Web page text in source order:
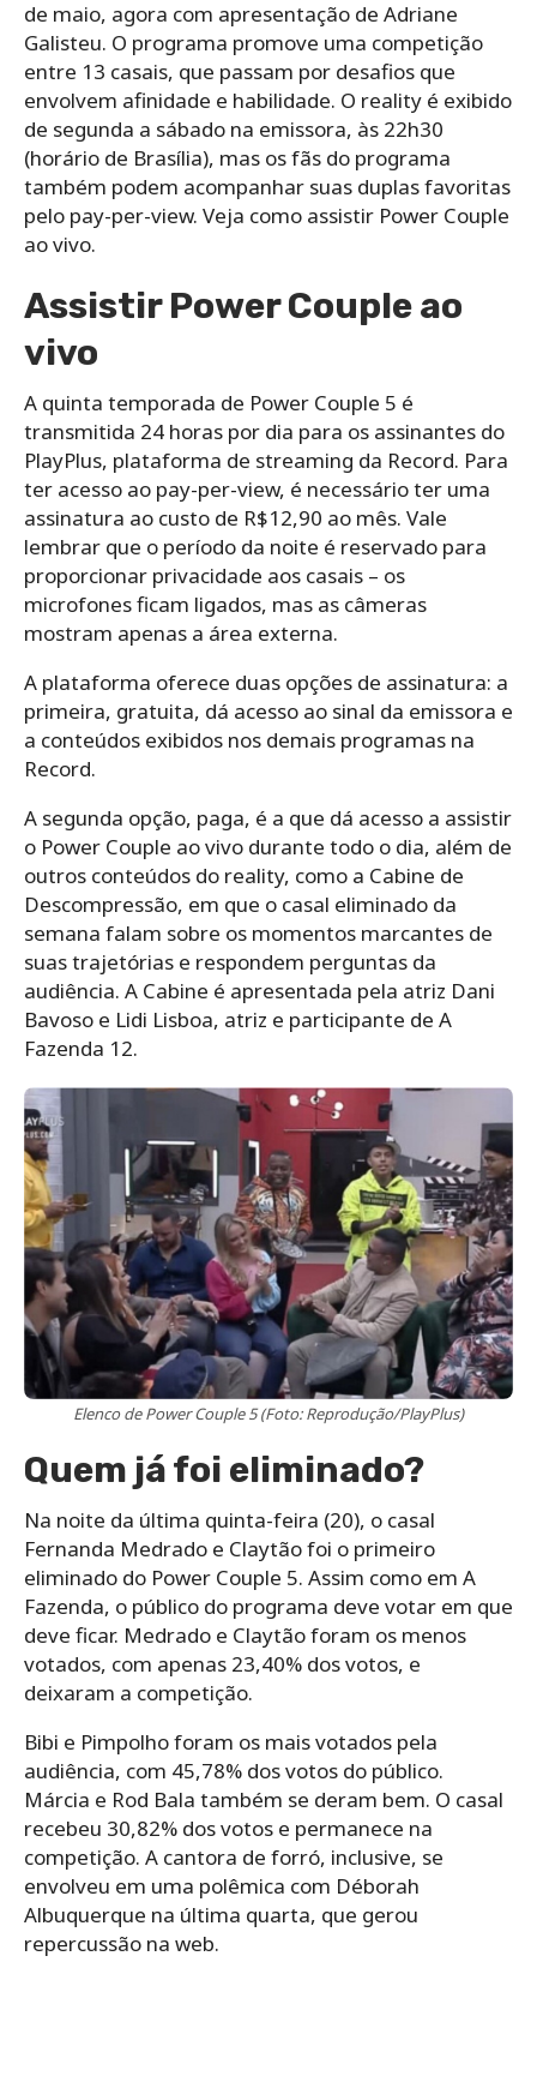
de maio, agora com apresentação de Adriane
Galisteu. O programa promove uma competição
entre 13 casais, que passam por desafios que
envolvem afinidade e habilidade. O reality é exibido
de segunda a sábado na emissora, às 22h30
(horário de Brasília), mas os fãs do programa
também podem acompanhar suas duplas favoritas
pelo pay-per-view. Veja como assistir Power Couple
ao vivo.
Assistir Power Couple ao
vivo
A quinta temporada de Power Couple 5 é
transmitida 24 horas por dia para os assinantes do
PlayPlus, plataforma de streaming da Record. Para
ter acesso ao pay-per-view, é necessário ter uma
assinatura ao custo de R$12,90 ao mês. Vale
lembrar que o período da noite é reservado para
proporcionar privacidade aos casais – os
microfones ficam ligados, mas as câmeras
mostram apenas a área externa.
A plataforma oferece duas opções de assinatura: a
primeira, gratuita, dá acesso ao sinal da emissora e
a conteúdos exibidos nos demais programas na
Record.
A segunda opção, paga, é a que dá acesso a assistir
o Power Couple ao vivo durante todo o dia, além de
outros conteúdos do reality, como a Cabine de
Descompressão, em que o casal eliminado da
semana falam sobre os momentos marcantes de
suas trajetórias e respondem perguntas da
audiência. A Cabine é apresentada pela atriz Dani
Bavoso e Lidi Lisboa, atriz e participante de A
Fazenda 12.
Elenco de Power Couple 5 (Foto: Reprodução/PlayPlus)
Quem já foi eliminado?
Na noite da última quinta-feira (20), o casal
Fernanda Medrado e Claytão foi o primeiro
eliminado do Power Couple 5. Assim como em A
Fazenda, o público do programa deve votar em que
deve ficar. Medrado e Claytão foram os menos
votados, com apenas 23,40% dos votos, e
deixaram a competição.
Bibi e Pimpolho foram os mais votados pela
audiência, com 45,78% dos votos do público.
Márcia e Rod Bala também se deram bem. O casal
recebeu 30,82% dos votos e permanece na
competição. A cantora de forró, inclusive, se
envolveu em uma polêmica com Déborah
Albuquerque na última quarta, que gerou
repercussão na web.